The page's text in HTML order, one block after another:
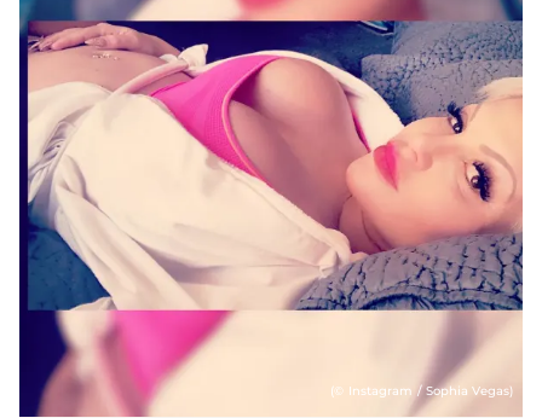
(© Instagram / Sophia Vegas)